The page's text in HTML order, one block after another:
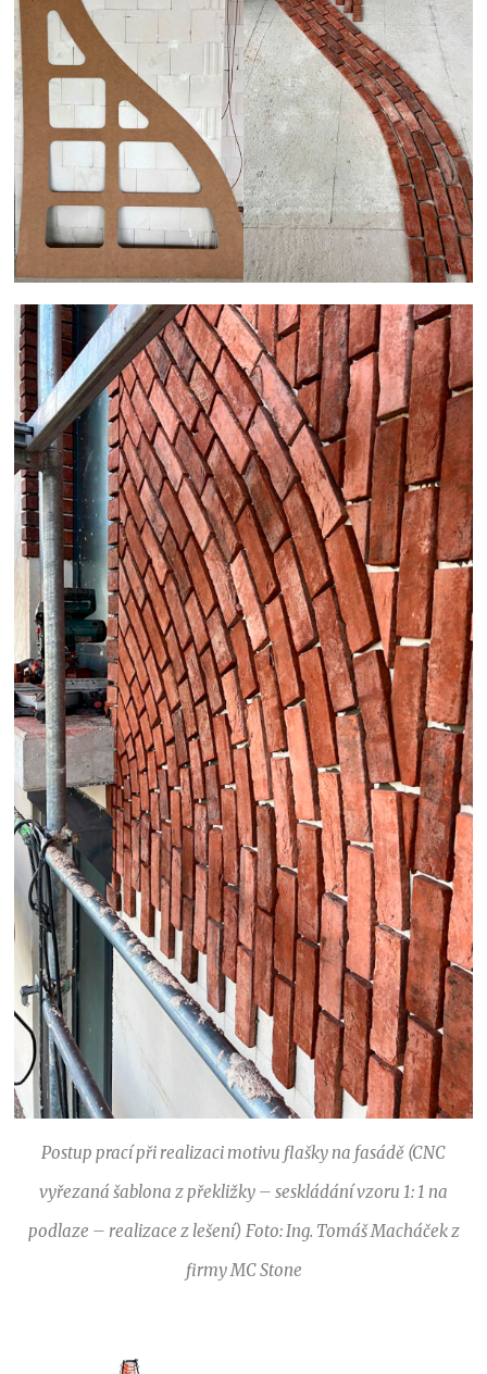
Postup prací při realizaci motivu flašky na fasádě (CNC
vyřezaná šablona z překližky – seskládání vzoru 1: 1 na
podlaze – realizace z lešení) Foto: Ing. Tomáš Macháček z
firmy MC Stone